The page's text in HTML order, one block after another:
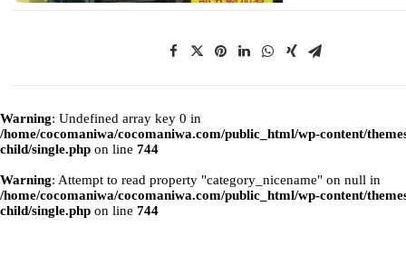
Warning: Undefined array key 0 in
/home/cocomaniwa/cocomaniwa.com/public_html/wp-content/
child/single.php on line 744
Warning: Attempt to read property "category_nicename" on null in
/home/cocomaniwa/cocomaniwa.com/public_html/wp-content/
child/single.php on line 744